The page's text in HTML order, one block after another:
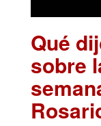
Qué
sobre